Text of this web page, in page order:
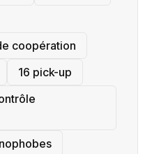
coopération
16 pick-up